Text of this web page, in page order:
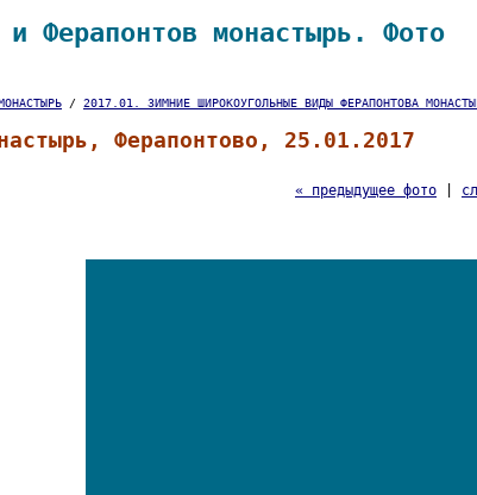
и Ферапонтов монастырь. Фото
/ 2017.01. ЗИМНИЕ ШИРОКОУГОЛЬНЫЕ ВИДЫ ФЕРАПОНТОВА
Ферапонтово, 25.01.2017
« предыдущее фото